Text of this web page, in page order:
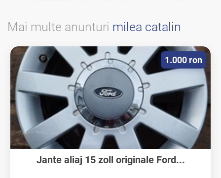
Mai multe anunturi milea catalin
Jante aliaj 15 zoll originale Ford...
1.000 ron